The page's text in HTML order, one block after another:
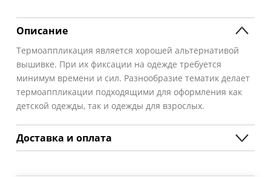
Описание
Термоаппликация является хорошей альтернативой
вышивке. При их фиксации на одежде требуется
минимум времени и сил. Разнообразие тематик делает
термоаппликации подходящими для оформления как
детской одежды, так и одежды для взрослых.
Доставка и оплата